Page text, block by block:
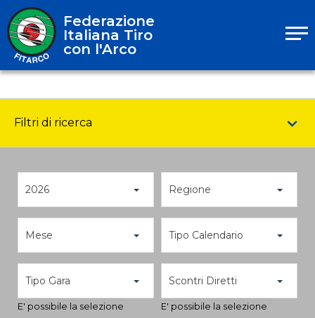
Federazione
Italiana Tiro
con l'Arco
Filtri di ricerca
2026 Regione
Mese Tipo Calendario
Tipo Gara
E' possibile la selezione
Scontri Diretti
E' possibile la selezione